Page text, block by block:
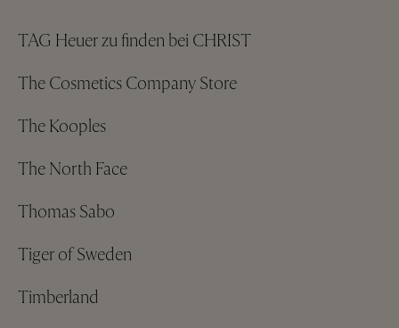
TAG Heuer zu finden bei CHRIST
The Cosmetics Company Store
The Kooples
The North Face
Thomas Sabo
Tiger of Sweden
Timberland